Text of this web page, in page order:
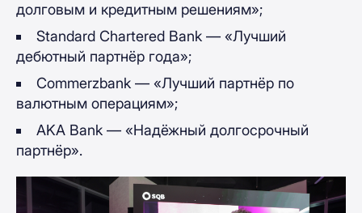
долговым и кредитным решениям»;
Standard Chartered Bank — «Лучший
дебютный партнёр года»;
Commerzbank — «Лучший партнёр по
валютным операциям»;
AKA Bank — «Надёжный долгосрочный
партнёр».